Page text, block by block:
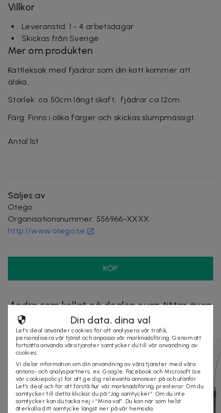
Villkor
Leveranstid: 1 - 4 arbetsdagar
Skickas från Sverige
Mer om produkten
Kattleksak med fjädrar som din katt kommer att
älska.
Storlek: ca 50cm långt skaft, fjädrar ca 12cm.
Färg: Finns i olika färger och skickas slumpmässigt.
Antal:1st
Säljes av
Otego
Organisationsnummer: 556966-XXXX
http://www.otego.se
KÖP
Andra som kollat på dealen ovan tittar även
på
Din data, dina val
Let’s deal använder cookies för att analysera vår trafik,
personalisera vår tjänst och anpassa vår marknadsföring. Genom att
fortsätta använda våra tjänster samtycker du till vår användning av
cookies.
Vi delar information om din användning av våra tjänster med våra
annons- och analyspartners, ex. Google, Facebook och Microsoft (se
vår cookiepolicy) för att ge dig relevanta annonser på och utanför
Let’s deal och för att förstå hur vår marknadsföring presterar. Om du
samtycker till detta klickar du på “Jag samtycker”. Om du inte
samtycker kan du tacka nej i “Mina val”. Du kan när som helst
återkalla ditt samtycke längst ner på vår hemsida.